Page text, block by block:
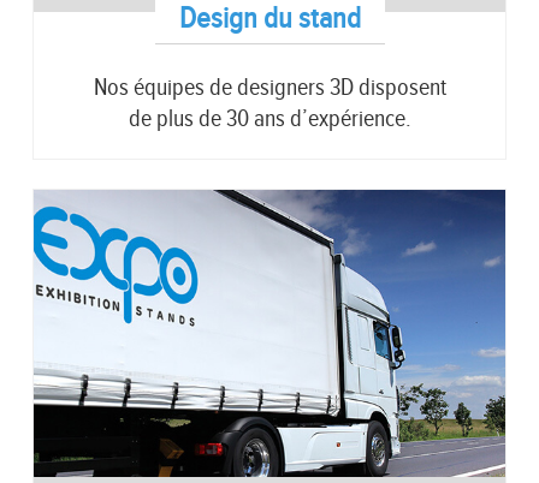
Design du stand
Nos équipes de designers 3D disposent
de plus de 30 ans d’expérience.